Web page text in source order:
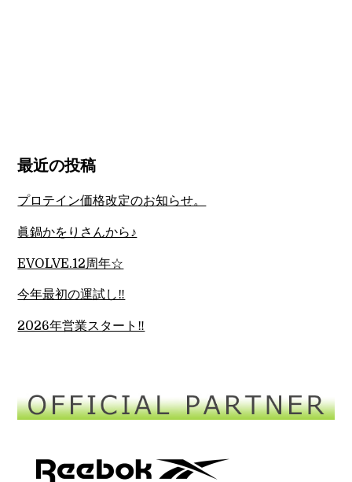
最近の投稿
プロテイン価格改定のお知らせ。
眞鍋かをりさんから♪
EVOLVE.12周年☆
今年最初の運試し‼︎
2026年営業スタート‼︎